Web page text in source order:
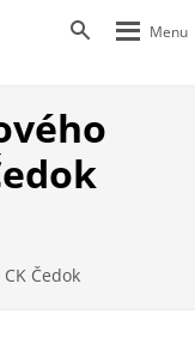
Čedok